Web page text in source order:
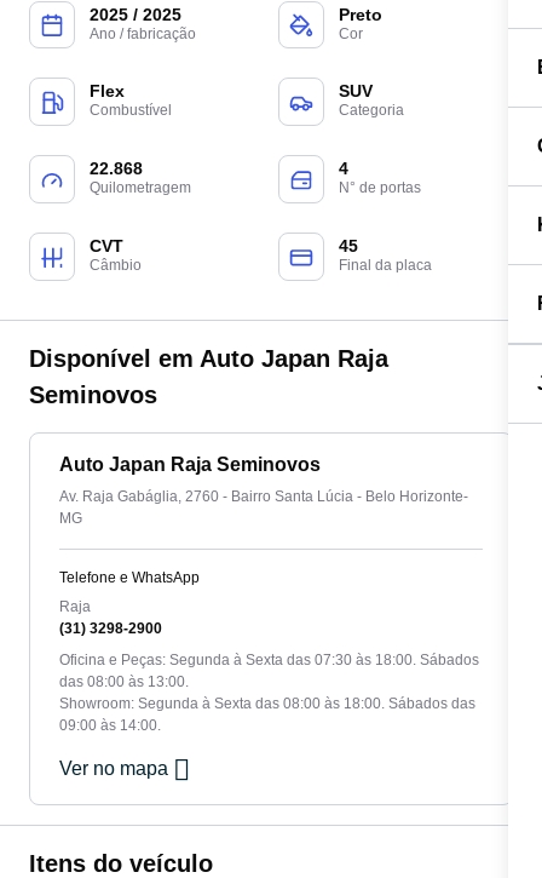
2025 / 2025
Ano / fabricação
Preto
Cor
Flex
Combustível
SUV
Categoria
22.868
Quilometragem
4
N° de portas
CVT
Câmbio
45
Final da placa
Disponível em Auto Japan Raja
Seminovos
Auto Japan Raja Seminovos
Av. Raja Gabáglia, 2760 - Bairro Santa Lúcia - Belo Horizonte-
MG
Telefone e WhatsApp
Raja
(31) 3298-2900
Oficina e Peças: Segunda à Sexta das 07:30 às 18:00. Sábados
das 08:00 às 13:00.
Showroom: Segunda à Sexta das 08:00 às 18:00. Sábados das
09:00 às 14:00.
Ver no mapa
Itens do veículo